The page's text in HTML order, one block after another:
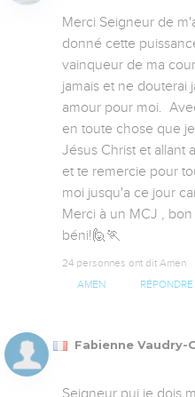
Merci Seigneur de
donné cette
vainqueur de ma
jamais et ne douterai
amour pour moi.
en toute chose que
Jésus Christ et allant
et te remercie pour
moi jusqu'a ce jour
Merci à un MCJ ,
béni!🙋🏃
24 personnes ont dit Amen
AMEN RÉPONDRE
Fabienne Vaudry-
Seigneur pui je dois